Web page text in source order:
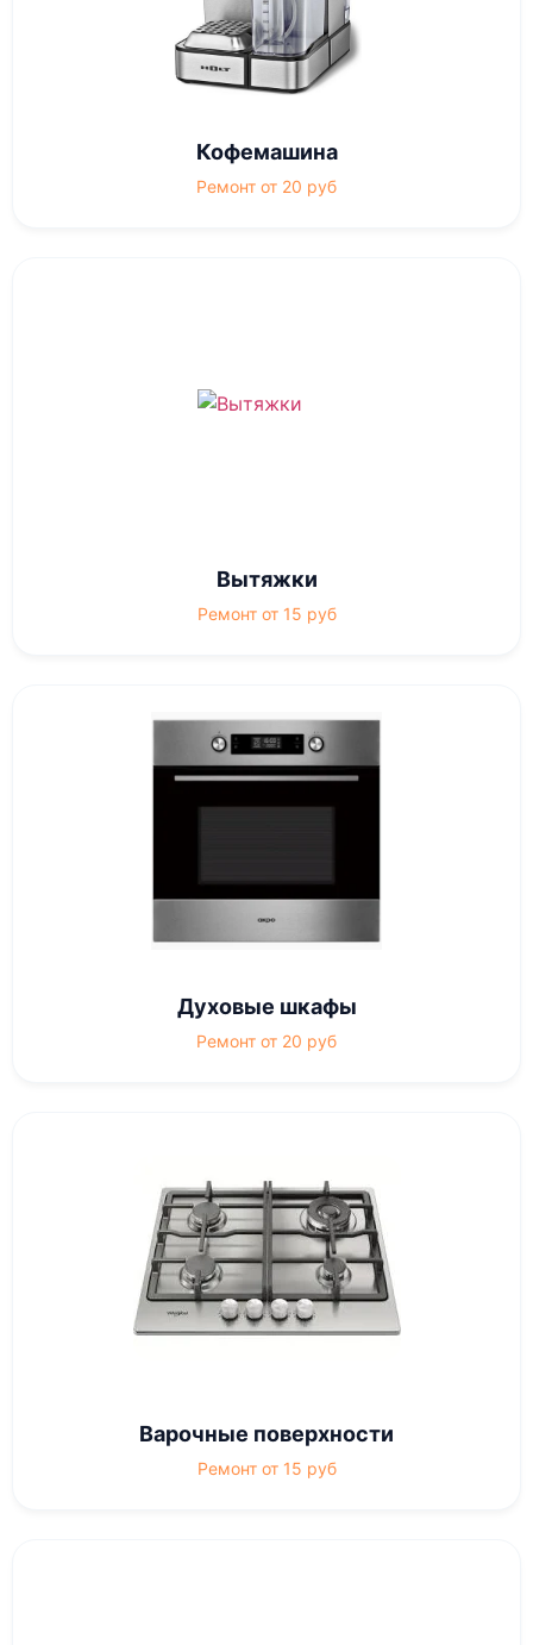
Кофемашина
Ремонт от 20 руб
Вытяжки
Ремонт от 15 руб
Духовые шкафы
Ремонт от 20 руб
Варочные поверхности
Ремонт от 15 руб